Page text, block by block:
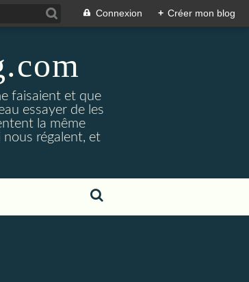
Connexion + Créer mon blog
faisaient et que
essayer de les
la même
régalent, et